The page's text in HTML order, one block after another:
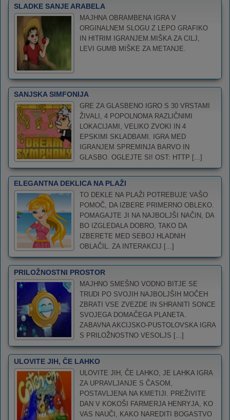
SLADKE SANJE ARABELA
MAJHNA OBRAMBENA IGRA V
ORGINALNEM SLOGU Z LEPO GRAFIKO
IN HITRIM IGRANJEM.MIŠKA ZA CILJ,
LEVI GUMB MIŠKE ZA METANJE.
SANJSKA SIMFONIJA
GRE ZA GLASBENO IGRO S 30 VRSTAMI
ŽIVALI, 4 POPOLNOMA RAZLIČNIMI
LOKACIJAMI, VELIKO ZVOKI IN 4
EPSKIMI SKLADBAMI. IGRA MED
IGRANJEM SPREMINJA BARVO IN
GLASBO. OGLEJTE SI! OST: HTTP [...]
ELEGANTNA DEKLICA NA PLAŽI
TO DEKLE NA PLAŽI POTREBUJE VAŠO
POMOČ, DA IZBERE PRIMERNO OBLEKO.
POMAGAJTE JI NA NAJBOLJŠI NAČIN, DA
BO IZGLEDALA DOBRO, TAKO DA
IZBERETE MED SEBOJ HLADNIH
OBLAČIL. ZA INTERAKCIJ [...]
PRILOŽNOSTNI PROSTOR
MAJHNO SMEŠNO VODNO BITJE SE
TRUDI PO SVOJIH NAJBOLJŠIH MOČEH
ZBRATI VSE ZVEZDE IN SHRANITI SONCE
SVOJEGA DOMAČEGA PLANETA.
ZABAVNA AKCIJSKO-PUSTOLOVSKA IGRA
S PRILOŽNOSTNO VESOLJS [...]
ULOVITE JIH, ČE LAHKO
ULOVITE JIH, ČE LAHKO, JE LAHKA IGRA
ZA UPRAVLJANJE S ČASOM,
POSTAVLJENA NA KMETIJI. PREŽIVITE
DAN V KOKOŠI FARMERJA HENRYJA, KO
VAS NAUČI, KAKO NAREDITI BOGASTVO